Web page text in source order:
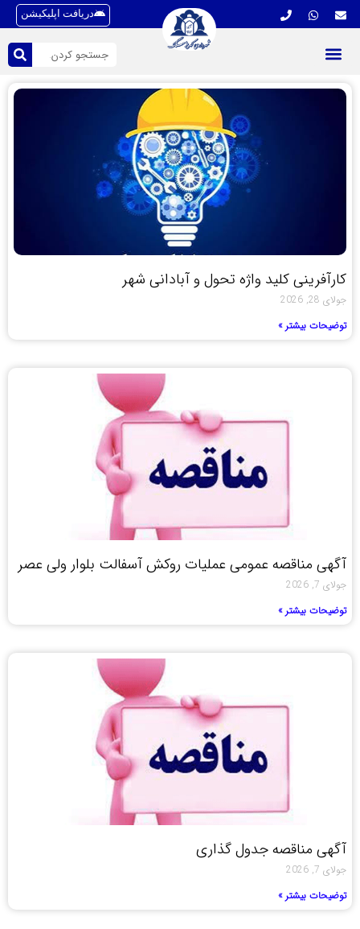
دریافت اپلیکیشن
کارآفرینی کلید واژه تحول و آبادانی شهر
جولای 28, 2026
توضیحات بیشتر »
آگهی مناقصه عمومی عملیات روکش آسفالت بلوار ولی عصر
جولای 7, 2026
توضیحات بیشتر »
آگهی مناقصه جدول گذاری
جولای 7, 2026
توضیحات بیشتر »